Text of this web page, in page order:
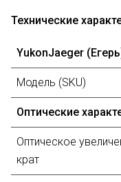
Технические
YukonJaeger
Модель (SKU)
Оптические
Оптическое
крат